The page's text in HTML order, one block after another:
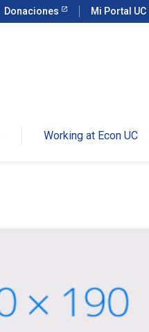
Donaciones Mi Portal UC
Working at Econ UC